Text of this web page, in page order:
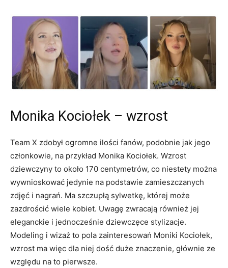
Monika Kociołek – wzrost
Team X zdobył ogromne ilości fanów, podobnie jak jego
członkowie, na przykład Monika Kociołek. Wzrost
dziewczyny to około 170 centymetrów, co niestety można
wywnioskować jedynie na podstawie zamieszczanych
zdjęć i nagrań. Ma szczupłą sylwetkę, której może
zazdrościć wiele kobiet. Uwagę zwracają również jej
eleganckie i jednocześnie dziewczęce stylizacje.
Modeling i wizaż to pola zainteresowań Moniki Kociołek,
wzrost ma więc dla niej dość duże znaczenie, głównie ze
względu na to pierwsze.